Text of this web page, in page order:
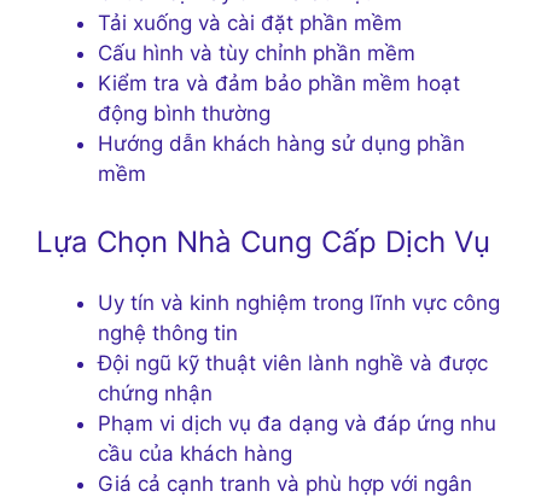
Tải xuống và cài đặt phần mềm
Cấu hình và tùy chỉnh phần mềm
Kiểm tra và đảm bảo phần mềm hoạt
động bình thường
Hướng dẫn khách hàng sử dụng phần
mềm
Lựa Chọn Nhà Cung Cấp Dịch Vụ
Uy tín và kinh nghiệm trong lĩnh vực công
nghệ thông tin
Đội ngũ kỹ thuật viên lành nghề và được
chứng nhận
Phạm vi dịch vụ đa dạng và đáp ứng nhu
cầu của khách hàng
Giá cả cạnh tranh và phù hợp với ngân